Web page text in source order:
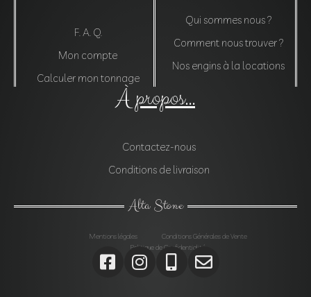
F. A. Q.
Mon compte
Calculer mon tonnage
Qui sommes nous ?
Comment nous trouver ?
Nos engins à la locations
À propos...
Contactez-nous
Conditions de livraison
Alta Stone
Mentions légales
Conditions Générales de Vente
Politique de Confidentialité